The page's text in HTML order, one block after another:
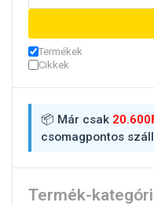
Termékek
Cikkek
📦 Már csak 20.600
csomagpontos
Termék-